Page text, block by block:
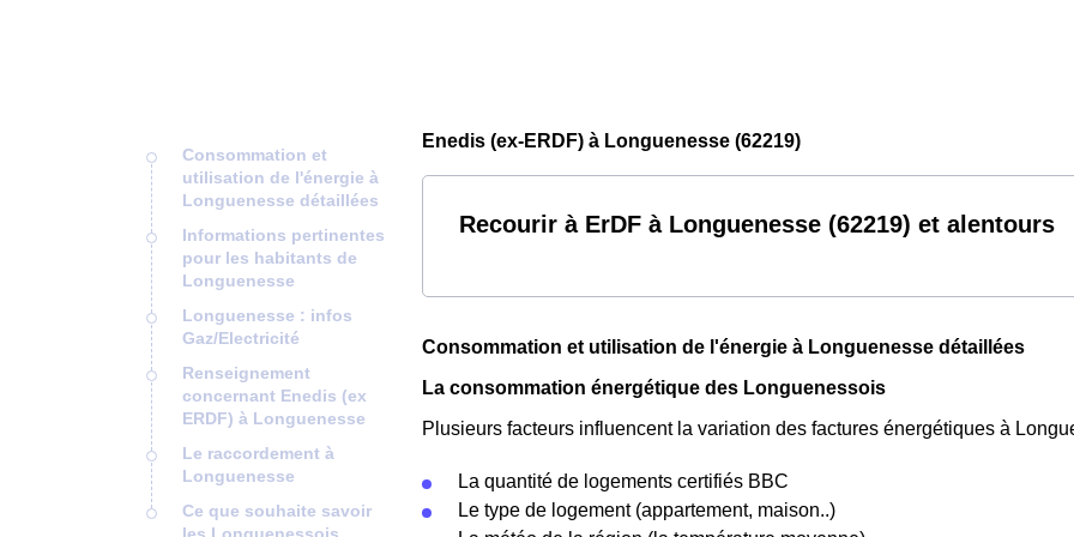
Consommation et
utilisation de l'énergie à
Longuenesse détaillées
Informations pertinentes
pour les habitants de
Longuenesse
Longuenesse : infos
Gaz/Electricité
Renseignement
concernant Enedis (ex
ERDF) à Longuenesse
Le raccordement à
Longuenesse
Ce que souhaite savoir
Enedis (ex-ERDF) à Longuenesse (62219)
Recourir à ErDF à Longuenesse (62219) et alentours
Consommation et utilisation de l'énergie à Longuenesse détaillées
La consommation énergétique des Longuenessois
Plusieurs facteurs influencent la variation des factures énergétiques à
La quantité de logements certifiés BBC
Le type de logement (appartement, maison..)